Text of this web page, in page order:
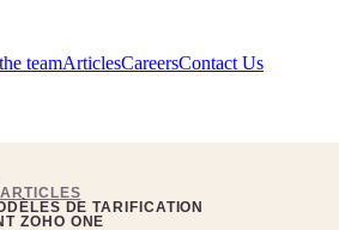
teamArticlesCareersContact Us
DE TARIFICATION
ZOHO ONE